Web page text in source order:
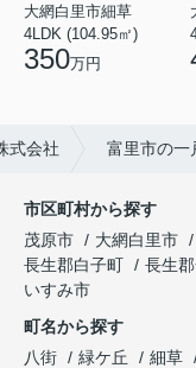
大網白里市細草
4LDK (104.95㎡)
350万円
式会社 富里市の一
市区町村から探す
茂原市
大網白里市
長生郡白子町
長生
いすみ市
町名から探す
八街
緑ケ丘 細草